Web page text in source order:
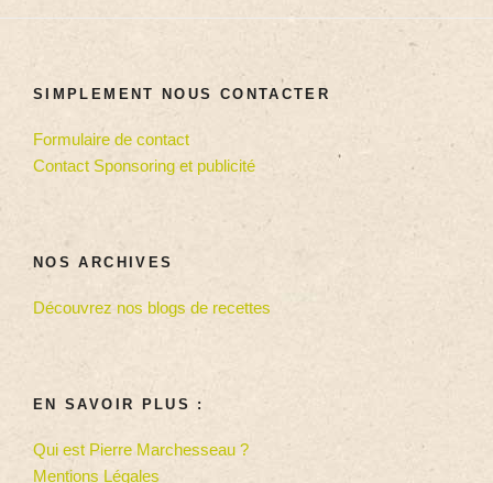
SIMPLEMENT NOUS CONTACTER
Formulaire de contact
Contact Sponsoring et publicité
NOS ARCHIVES
Découvrez nos blogs de recettes
EN SAVOIR PLUS :
Qui est Pierre Marchesseau ?
Mentions Légales